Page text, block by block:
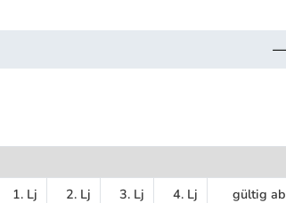
1. Lj 2. Lj 3. Lj 4. Lj
gültig ab